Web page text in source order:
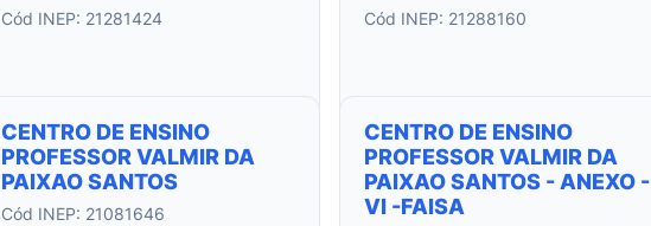
Cód INEP: 21281424 Cód INEP: 21288160
CENTRO DE ENSINO
PROFESSOR VALMIR DA
PAIXAO SANTOS
Cód INEP: 21081646
CENTRO DE ENSINO
PROFESSOR VALMIR DA
PAIXAO SANTOS - ANEXO -
VI -FAISA